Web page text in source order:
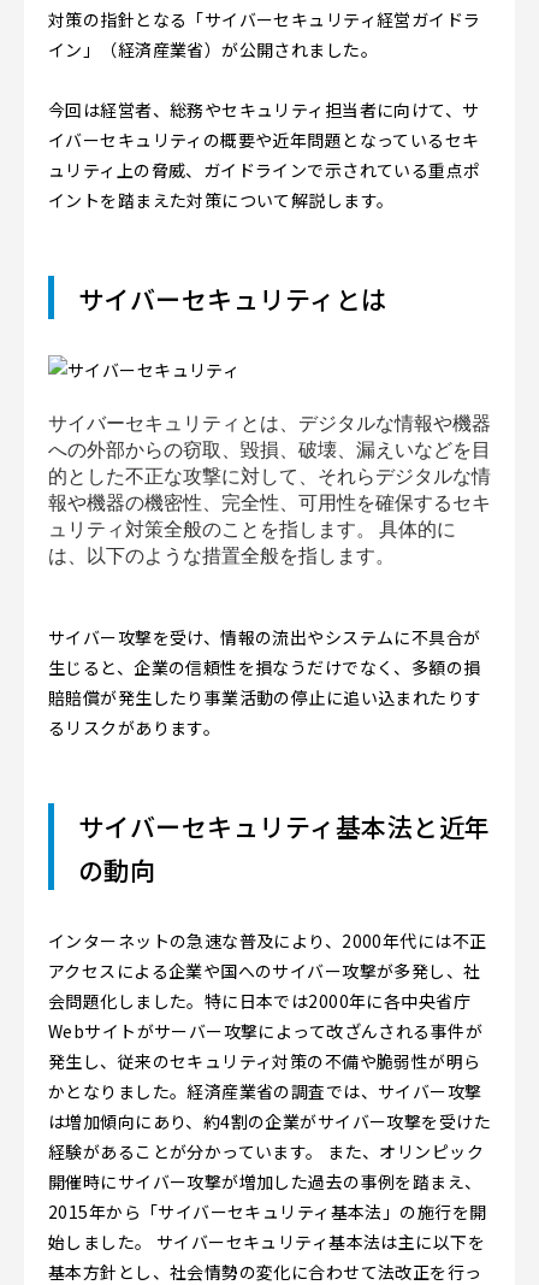
対策の指針となる「サイバーセキュリティ経営ガイドラ
イン」（経済産業省）が公開されました。
今回は経営者、総務やセキュリティ担当者に向けて、サ
イバーセキュリティの概要や近年問題となっているセキ
ュリティ上の脅威、ガイドラインで示されている重点ポ
イントを踏まえた対策について解説します。
サイバーセキュリティとは
サイバーセキュリティとは、デジタルな情報や機器
への外部からの窃取、毀損、破壊、漏えいなどを目
的とした不正な攻撃に対して、それらデジタルな情
報や機器の機密性、完全性、可用性を確保するセキ
ュリティ対策全般のことを指します。 具体的に
は、以下のような措置全般を指します。
サイバー攻撃を受け、情報の流出やシステムに不具合が
生じると、企業の信頼性を損なうだけでなく、多額の損
賠賠償が発生したり事業活動の停止に追い込まれたりす
るリスクがあります。
サイバーセキュリティ基本法と近年
の動向
インターネットの急速な普及により、2000年代には不正
アクセスによる企業や国へのサイバー攻撃が多発し、社
会問題化しました。特に日本では2000年に各中央省庁
Webサイトがサーバー攻撃によって改ざんされる事件が
発生し、従来のセキュリティ対策の不備や脆弱性が明ら
かとなりました。経済産業省の調査では、サイバー攻撃
は増加傾向にあり、約4割の企業がサイバー攻撃を受けた
経験があることが分かっています。 また、オリンピック
開催時にサイバー攻撃が増加した過去の事例を踏まえ、
2015年から「サイバーセキュリティ基本法」の施行を開
始しました。 サイバーセキュリティ基本法は主に以下を
基本方針とし、社会情勢の変化に合わせて法改正を行っ